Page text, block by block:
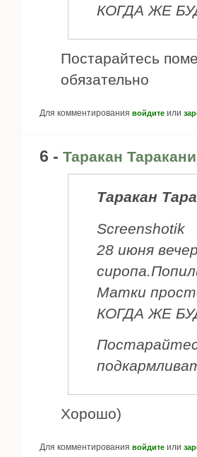
КОГДА ЖЕ
Постарайтесь
обязательно
Для комментирования войдите или
6 - Таракан
Таракан
Screenshotik
28 июня
Матки
КОГДА ЖЕ
Хорошо)
Для комментирования войдите или